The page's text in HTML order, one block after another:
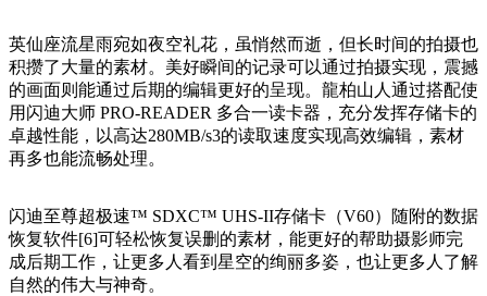
英仙座流星雨宛如夜空礼花，虽悄然而逝，但长时间的拍摄也
积攒了大量的素材。美好瞬间的记录可以通过拍摄实现，震撼
的画面则能通过后期的编辑更好的呈现。龍柏山人通过搭配使
用闪迪大师 PRO-READER 多合一读卡器，充分发挥存储卡的
卓越性能，以高达280MB/s3的读取速度实现高效编辑，素材
再多也能流畅处理。
闪迪至尊超极速™ SDXC™ UHS-II存储卡（V60）随附的数据
恢复软件[6]可轻松恢复误删的素材，能更好的帮助摄影师完
成后期工作，让更多人看到星空的绚丽多姿，也让更多人了解
自然的伟大与神奇。